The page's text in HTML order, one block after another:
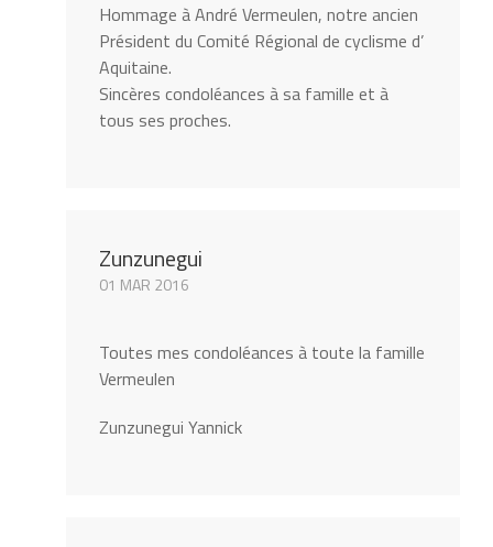
Hommage à André Vermeulen, notre ancien
Président du Comité Régional de cyclisme d’
Aquitaine.
Sincères condoléances à sa famille et à
tous ses proches.
Zunzunegui
01 MAR 2016
Toutes mes condoléances à toute la famille
Vermeulen
Zunzunegui Yannick